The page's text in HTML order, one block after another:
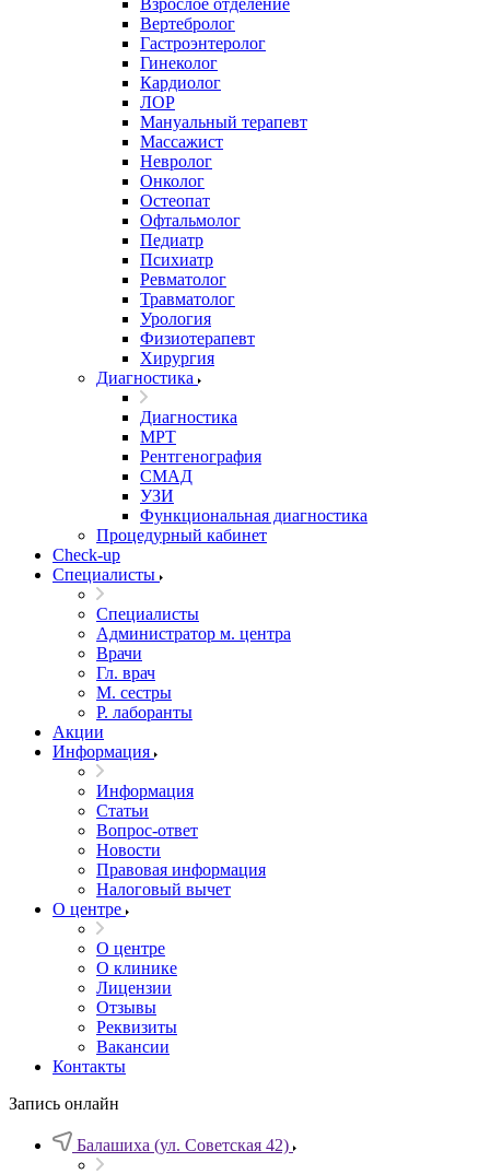
Взрослое отделение
Вертебролог
Гастроэнтеролог
Гинеколог
Кардиолог
ЛОР
Мануальный терапевт
Массажист
Невролог
Онколог
Остеопат
Офтальмолог
Педиатр
Психиатр
Ревматолог
Травматолог
Урология
Физиотерапевт
Хирургия
Диагностика
Диагностика
МРТ
Рентгенография
СМАД
УЗИ
Функциональная диагностика
Процедурный кабинет
Cheсk-up
Специалисты
Специалисты
Администратор м. центра
Врачи
Гл. врач
М. сестры
Р. лаборанты
Акции
Информация
Информация
Статьи
Вопрос-ответ
Новости
Правовая информация
Налоговый вычет
О центре
О центре
О клинике
Лицензии
Отзывы
Реквизиты
Вакансии
Контакты
Запись онлайн
Балашиха (ул. Советская 42)